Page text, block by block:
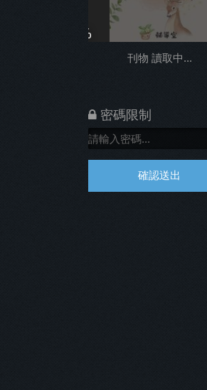
0%
刊物 讀取中...
密碼限制
確認送出